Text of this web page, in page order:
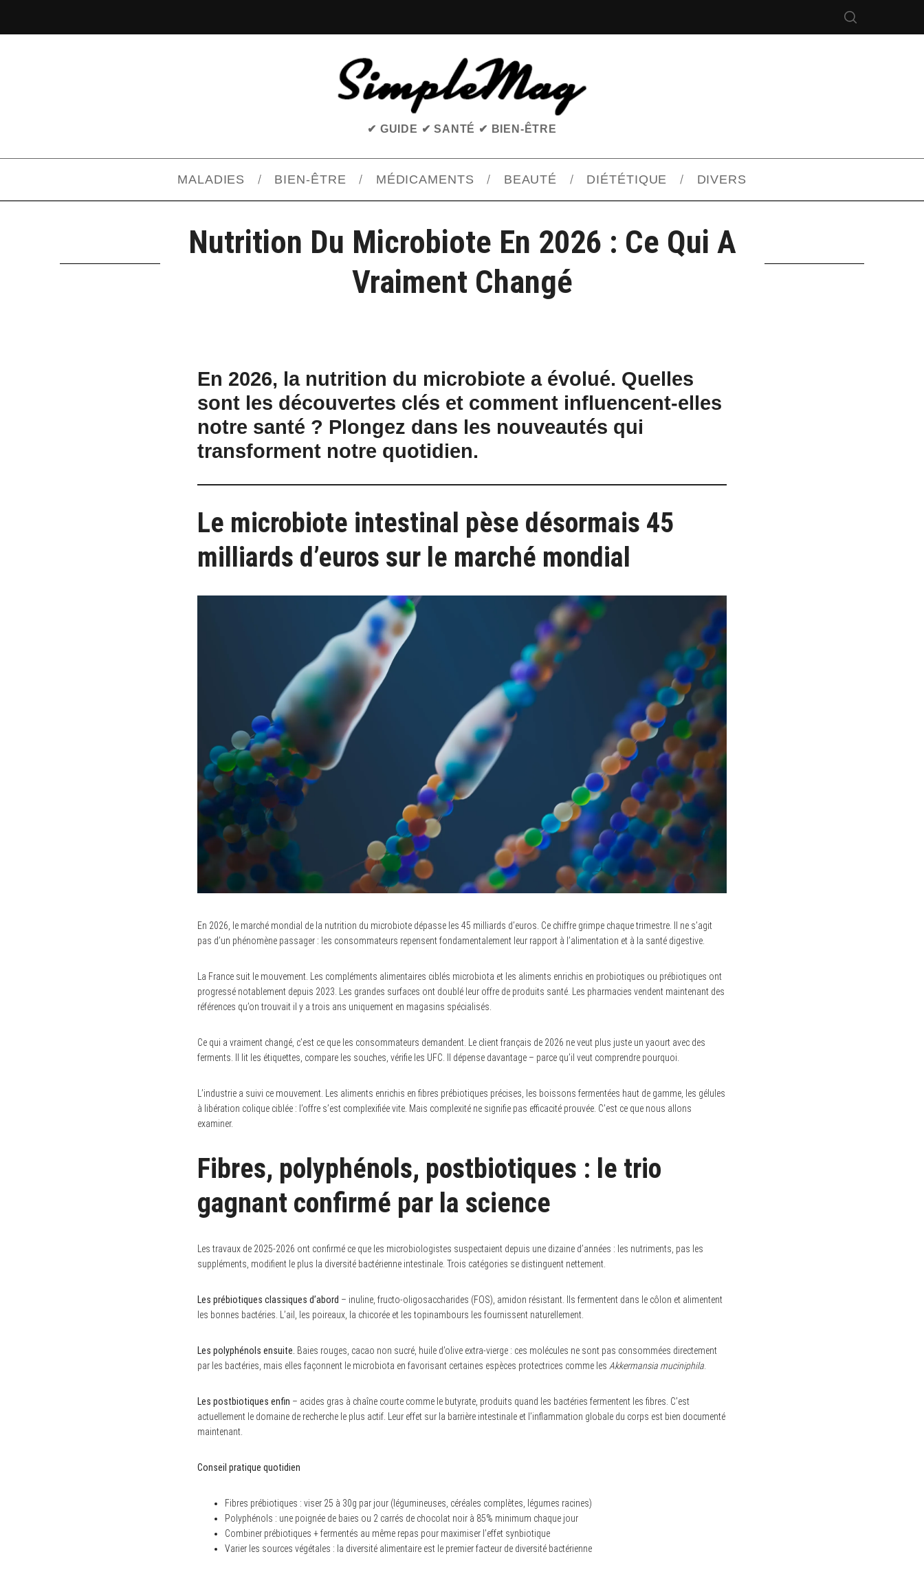
✔ GUIDE ✔ SANTÉ ✔ BIEN-ÊTRE
MALADIES BIEN-ÊTRE MÉDICAMENTS BEAUTÉ DIÉTÉTIQUE DIVERS
Nutrition Du Microbiote En 2026 : Ce Qui A
Vraiment Changé
En 2026, la nutrition du microbiote a évolué. Quelles
sont les découvertes clés et comment influencent-elles
notre santé ? Plongez dans les nouveautés qui
transforment notre quotidien.
Le microbiote intestinal pèse désormais 45
milliards d’euros sur le marché mondial
En 2026, le marché mondial de la nutrition du microbiote dépasse les 45 milliards d’euros. Ce chiffre grimpe chaque trimestre. Il ne s’agit
pas d’un phénomène passager : les consommateurs repensent fondamentalement leur rapport à l’alimentation et à la santé digestive.
La France suit le mouvement. Les compléments alimentaires ciblés microbiota et les aliments enrichis en probiotiques ou prébiotiques ont
progressé notablement depuis 2023. Les grandes surfaces ont doublé leur offre de produits santé. Les pharmacies vendent maintenant des
références qu’on trouvait il y a trois ans uniquement en magasins spécialisés.
Ce qui a vraiment changé, c’est ce que les consommateurs demandent. Le client français de 2026 ne veut plus juste un yaourt avec des
ferments. Il lit les étiquettes, compare les souches, vérifie les UFC. Il dépense davantage – parce qu’il veut comprendre pourquoi.
L’industrie a suivi ce mouvement. Les aliments enrichis en fibres prébiotiques précises, les boissons fermentées haut de gamme, les gélules
à libération colique ciblée : l’offre s’est complexifiée vite. Mais complexité ne signifie pas efficacité prouvée. C’est ce que nous allons
examiner.
Fibres, polyphénols, postbiotiques : le trio
gagnant confirmé par la science
Les travaux de 2025-2026 ont confirmé ce que les microbiologistes suspectaient depuis une dizaine d’années : les nutriments, pas les
suppléments, modifient le plus la diversité bactérienne intestinale. Trois catégories se distinguent nettement.
Les prébiotiques classiques d’abord – inuline, fructo-oligosaccharides (FOS), amidon résistant. Ils fermentent dans le côlon et alimentent
les bonnes bactéries. L’ail, les poireaux, la chicorée et les topinambours les fournissent naturellement.
Les polyphénols ensuite. Baies rouges, cacao non sucré, huile d’olive extra-vierge : ces molécules ne sont pas consommées directement
par les bactéries, mais elles façonnent le microbiota en favorisant certaines espèces protectrices comme les Akkermansia muciniphila.
Les postbiotiques enfin – acides gras à chaîne courte comme le butyrate, produits quand les bactéries fermentent les fibres. C’est
actuellement le domaine de recherche le plus actif. Leur effet sur la barrière intestinale et l’inflammation globale du corps est bien documenté
maintenant.
Conseil pratique quotidien
Fibres prébiotiques : viser 25 à 30g par jour (légumineuses, céréales complètes, légumes racines)
Polyphénols : une poignée de baies ou 2 carrés de chocolat noir à 85% minimum chaque jour
Combiner prébiotiques + fermentés au même repas pour maximiser l’effet synbiotique
Varier les sources végétales : la diversité alimentaire est le premier facteur de diversité bactérienne